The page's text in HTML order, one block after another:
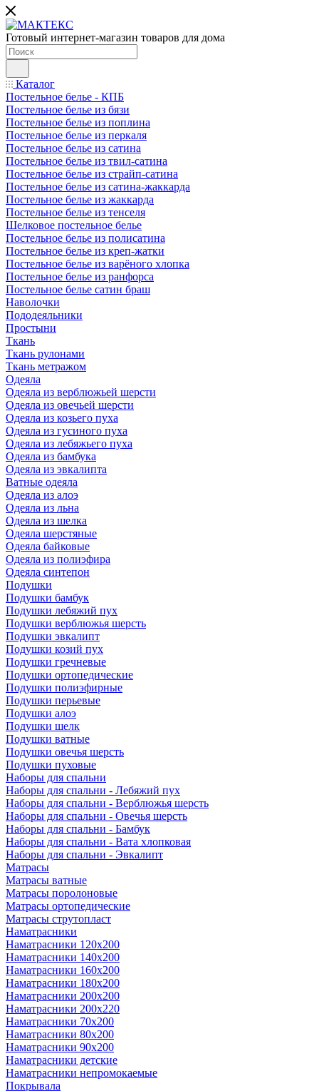
Готовый интернет-магазин товаров для дома
Каталог
Постельное белье - КПБ
Постельное белье из бязи
Постельное белье из поплина
Постельное белье из перкаля
Постельное белье из сатина
Постельное белье из твил-сатина
Постельное белье из страйп-сатина
Постельное белье из сатина-жаккарда
Постельное белье из жаккарда
Постельное белье из тенселя
Шелковое постельное белье
Постельное белье из полисатина
Постельное белье из креп-жатки
Постельное белье из варёного хлопка
Постельное белье из ранфорса
Постельное белье сатин браш
Наволочки
Пододеяльники
Простыни
Ткань
Ткань рулонами
Ткань метражом
Одеяла
Одеяла из верблюжьей шерсти
Одеяла из овечьей шерсти
Одеяла из козьего пуха
Одеяла из гусиного пуха
Одеяла из лебяжьего пуха
Одеяла из бамбука
Одеяла из эвкалипта
Ватные одеяла
Одеяла из алоэ
Одеяла из льна
Одеяла из шелка
Одеяла шерстяные
Одеяла байковые
Одеяла из полиэфира
Одеяла синтепон
Подушки
Подушки бамбук
Подушки лебяжий пух
Подушки верблюжья шерсть
Подушки эвкалипт
Подушки козий пух
Подушки гречневые
Подушки ортопедические
Подушки полиэфирные
Подушки перьевые
Подушки алоэ
Подушки шелк
Подушки ватные
Подушки овечья шерсть
Подушки пуховые
Наборы для спальни
Наборы для спальни - Лебяжий пух
Наборы для спальни - Верблюжья шерсть
Наборы для спальни - Овечья шерсть
Наборы для спальни - Бамбук
Наборы для спальни - Вата хлопковая
Наборы для спальни - Эвкалипт
Матрасы
Матрасы ватные
Матрасы поролоновые
Матрасы ортопедические
Матрасы струтопласт
Наматрасники
Наматрасники 120х200
Наматрасники 140х200
Наматрасники 160х200
Наматрасники 180х200
Наматрасники 200х200
Наматрасники 200х220
Наматрасники 70х200
Наматрасники 80х200
Наматрасники 90х200
Наматрасники детские
Наматрасники непромокаемые
Покрывала